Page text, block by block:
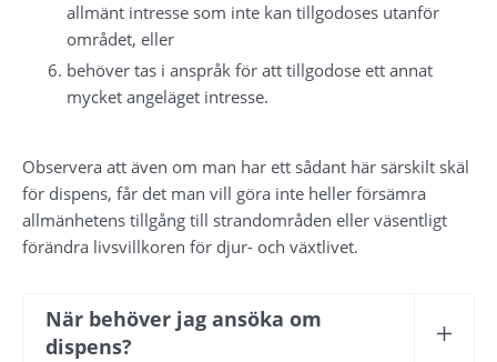
allmänt intresse som inte kan tillgodoses utanför
området, eller
behöver tas i anspråk för att tillgodose ett annat
mycket angeläget intresse.
Observera att även om man har ett sådant här särskilt skäl
för dispens, får det man vill göra inte heller försämra
allmänhetens tillgång till strandområden eller väsentligt
förändra livsvillkoren för djur- och växtlivet.
När behöver jag ansöka om
dispens?